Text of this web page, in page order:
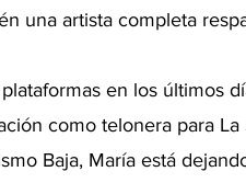
una artista completa
en los últimos
como telonera para
Baja, María está